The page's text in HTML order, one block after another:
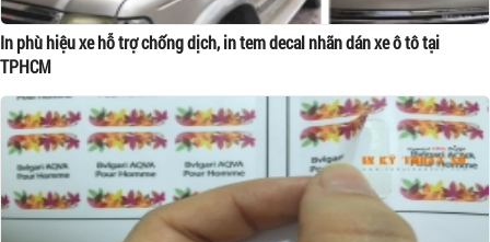
In phù hiệu xe hỗ trợ chống dịch, in tem decal nhãn dán xe ô tô tại
TPHCM